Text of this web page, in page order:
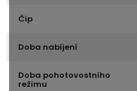
Čip
Doba nabíjení
Doba pohotovostního
režimu